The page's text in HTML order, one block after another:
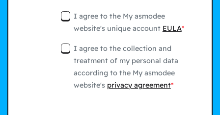
I agree to the My asmodee
website's unique account EULA
I agree to the collection and
treatment of my personal data
according to the My asmodee
website's privacy agreement